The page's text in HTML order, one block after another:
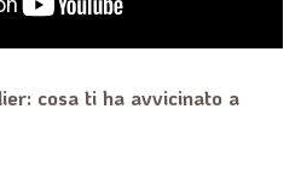
cosa ti ha avvicinato a